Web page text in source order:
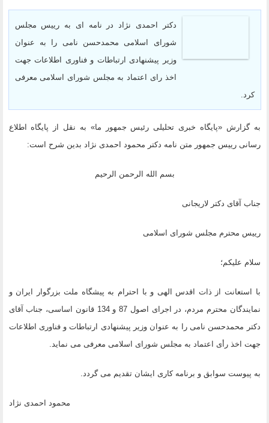
دکتر احمدی نژاد در نامه ای به رییس مجلس
شورای اسلامی محمدحسن نامی را به عنوان
وزیر پیشنهادی ارتباطات و فناوری اطلاعات جهت
اخذ رای اعتماد به مجلس شورای اسلامی معرفی
کرد.
به گزارش «پایگاه خبری تحلیلی رئیس جمهور ما» به نقل از پایگاه اطلاع
رسانی رییس جمهور متن نامه دکتر محمود احمدی نژاد بدین شرح است:
بسم الله الرحمن الرحیم
جناب آقای دکتر لاریجانی
رییس محترم مجلس شورای اسلامی
سلام علیکم؛
با استعانت از ذات اقدس الهی و با احترام به پیشگاه ملت بزرگوار ایران و
نمایندگان محترم مردم، در اجرای اصول 87 و 134 قانون اساسی، جناب آقای
دکتر محمدحسن نامی را به عنوان وزیر پیشنهادی ارتباطات و فناوری اطلاعات
جهت اخذ رأی اعتماد به مجلس شورای اسلامی معرفی می نماید.
به پیوست سوابق و برنامه کاری ایشان تقدیم می گردد.
محمود احمدی نژاد